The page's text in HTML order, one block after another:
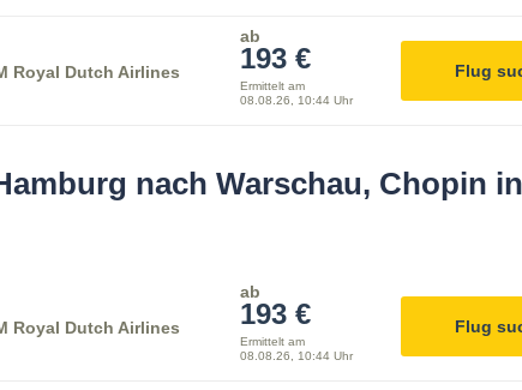
Royal Dutch Airlines
ab
193 €
Ermittelt am
08.08.26, 10:44 Uhr
Flug
nach Warschau, Chopin
Royal Dutch Airlines
ab
193 €
Ermittelt am
08.08.26, 10:44 Uhr
Flug